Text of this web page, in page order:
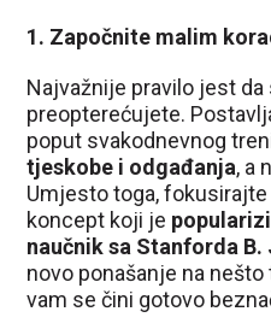
1. Započnite malim
Najvažnije pravilo jest da
preopterećujete.
poput svakodnevnog
tjeskobe i odgađanja, a
Umjesto toga,
koncept koji je
naučnik sa Stanforda B.
novo ponašanje na
vam se čini gotovo